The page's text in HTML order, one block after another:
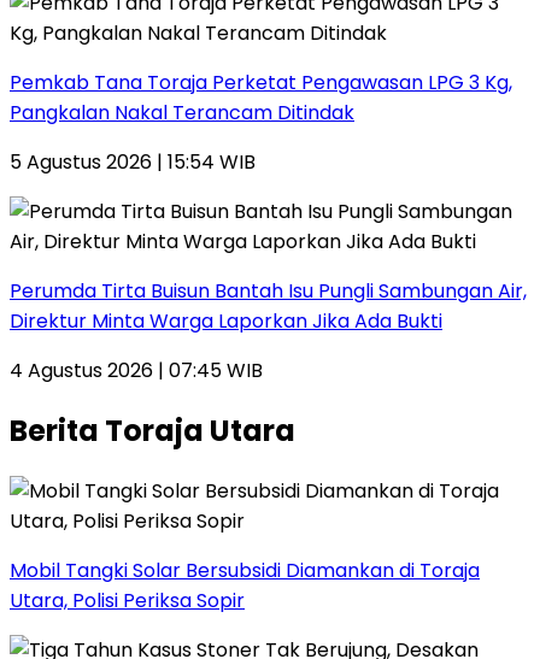
Pemkab Tana Toraja Perketat Pengawasan LPG 3 Kg,
Pangkalan Nakal Terancam Ditindak
5 Agustus 2026 | 15:54 WIB
Perumda Tirta Buisun Bantah Isu Pungli Sambungan Air,
Direktur Minta Warga Laporkan Jika Ada Bukti
4 Agustus 2026 | 07:45 WIB
Berita Toraja Utara
Mobil Tangki Solar Bersubsidi Diamankan di Toraja
Utara, Polisi Periksa Sopir